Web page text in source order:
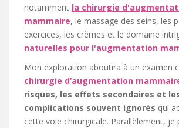
notamment la chirurgie
mammaire, le massage des seins, les
exercices, les crèmes et le domaine
naturelles pour l'augmentation
Mon exploration aboutira à un examen
chirurgie d’augmentation
risques, les effets secondaires et
complications souvent ignorés qui
cette voie chirurgicale. Parallèlement, je